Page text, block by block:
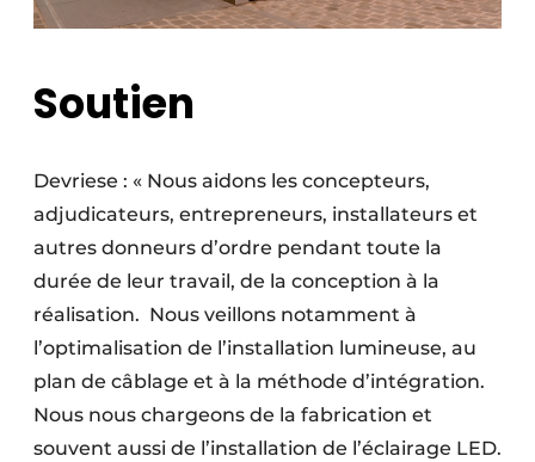
Soutien
Devriese : « Nous aidons les concepteurs,
adjudicateurs, entrepreneurs, installateurs et
autres donneurs d’ordre pendant toute la
durée de leur travail, de la conception à la
réalisation. Nous veillons notamment à
l’optimalisation de l’installation lumineuse, au
plan de câblage et à la méthode d’intégration.
Nous nous chargeons de la fabrication et
souvent aussi de l’installation de l’éclairage LED.